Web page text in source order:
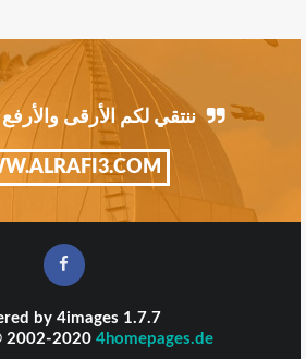
ننتقي لكم الأرقى
by 4images 1.7.7
2002-2020 4homepages.de